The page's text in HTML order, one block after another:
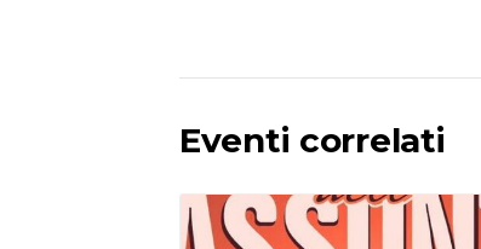
Eventi correlati